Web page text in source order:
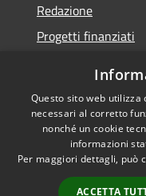
Redazione
Progetti finanziati
RSS
Accessibilità
Privacy
Questo sito web
necessari al corretto
nonché un cookie
informazioni
Per maggiori dettagli, può
ACCETTA